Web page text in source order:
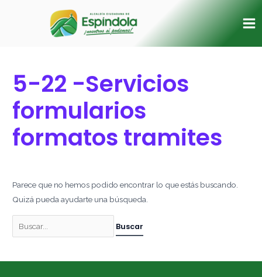
5-22 -Servicios
formularios
formatos tramites
Parece que no hemos podido encontrar lo que estás buscando.
Quizá pueda ayudarte una búsqueda.